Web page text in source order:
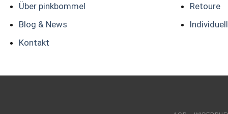
Über pinkbommel
Blog & News
Kontakt
Retoure